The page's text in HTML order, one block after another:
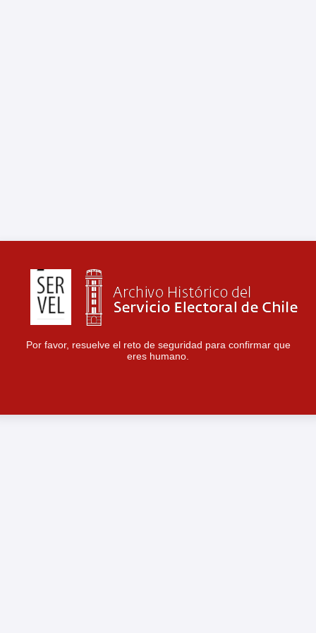
Por favor, resuelve el reto de seguridad para confirmar que
eres humano.